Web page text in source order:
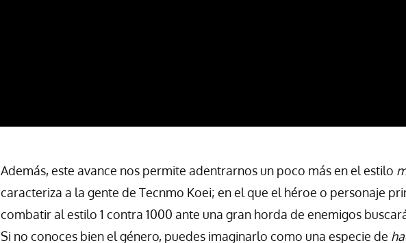
Además, este avance nos permite adentrarnos un poco más en el estilo
caracteriza a la gente de Tecnmo Koei; en el que el héroe o personaje
combatir al estilo 1 contra 1000 ante una gran horda de enemigos
Si no conoces bien el género, puedes imaginarlo como una especie de